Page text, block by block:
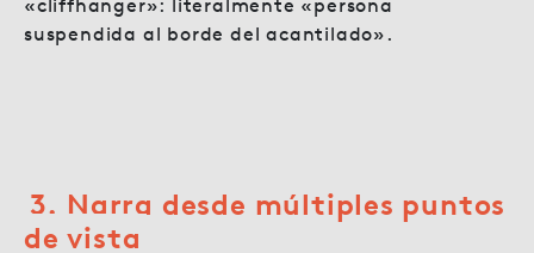
«cliffhanger»: literalmente «persona
suspendida al borde del acantilado».
3. Narra desde múltiples puntos
de vista